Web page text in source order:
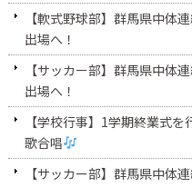
【軟式野球部】群馬県中体
出場へ！
【サッカー部】群馬県中体
出場へ！
【学校行事】1学期終業式を
歌合唱
【サッカー部】群馬県中体